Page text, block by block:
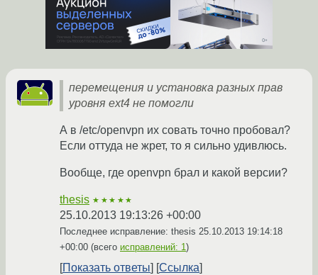
перемещения и установка разных прав
уровня ext4 не помогли
А в /etc/openvpn их совать точно пробовал?
Если оттуда не жрет, то я сильно удивлюсь.
Вообще, где openvpn брал и какой версии?
thesis ★★★★★
25.10.2013 19:13:26 +00:00
Последнее исправление: thesis 25.10.2013 19:14:18
+00:00 (всего исправлений: 1)
Показать ответы Ссылка